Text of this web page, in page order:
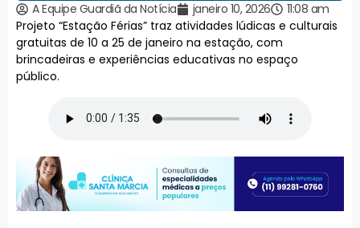
A Equipe Guardiã da Notícia janeiro 10, 2026
11:08 am
Projeto “Estação Férias” traz atividades lúdicas e culturais
gratuitas de 10 a 25 de janeiro na estação, com
brincadeiras e experiências educativas no espaço
público.